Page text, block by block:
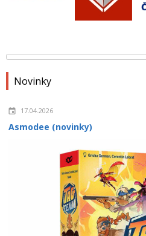
Novinky
17.04.2026
Asmodee (novinky)